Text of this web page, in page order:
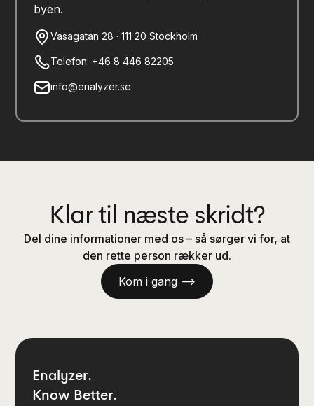
byen.
Vasagatan 28 · 111 20 Stockholm
Telefon: +46 8 446 82205
info@enalyzer.se
Klar til næste skridt?
Del dine informationer med os – så sørger vi for, at
den rette person rækker ud.
Kom i gang —>
Enalyzer.
Know Better.